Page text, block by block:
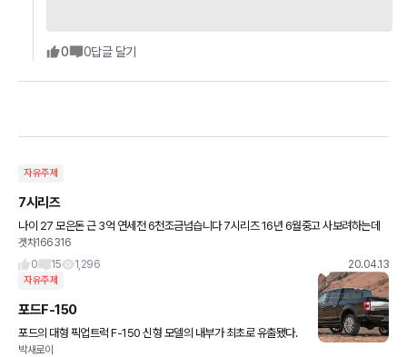
0 0답글 달기
자유주제
7시리즈
나이 27 모은돈 근 3억 연세전 6천조금넘습니다 7시리즈 16년 6월중고 사보려하는데
겟차166316
0
15 1,296 20.04.13
자유주제
포드F-150
포드의 대형 픽업트럭 F-150 신형 모델의 내부가 최초로 유출됐다.
‘f150gen14.com’에는 포드 F-150의 새로운 실내 모습이라는 제
박새로이